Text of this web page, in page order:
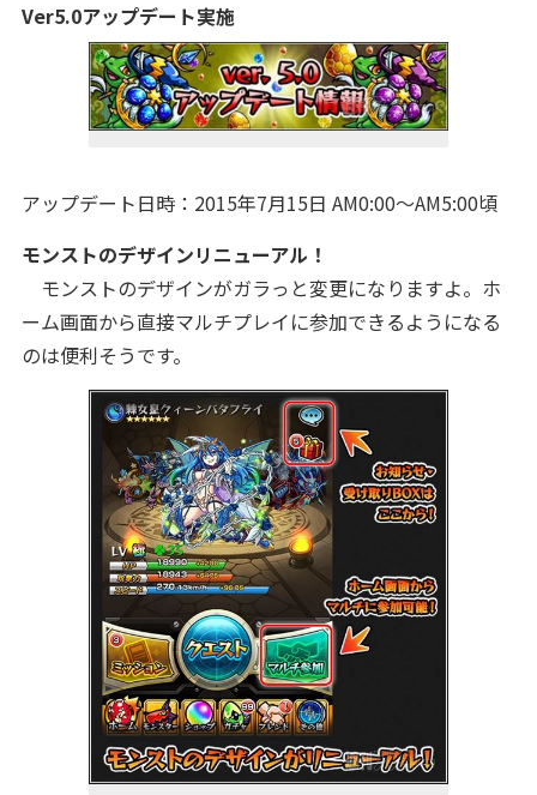
Ver5.0アップデート実施
アップデート日時：2015年7月15日 AM0:00～AM5:00頃
モンストのデザインリニューアル！
モンストのデザインがガラっと変更になりますよ。ホ
ーム画面から直接マルチプレイに参加できるようになる
のは便利そうです。